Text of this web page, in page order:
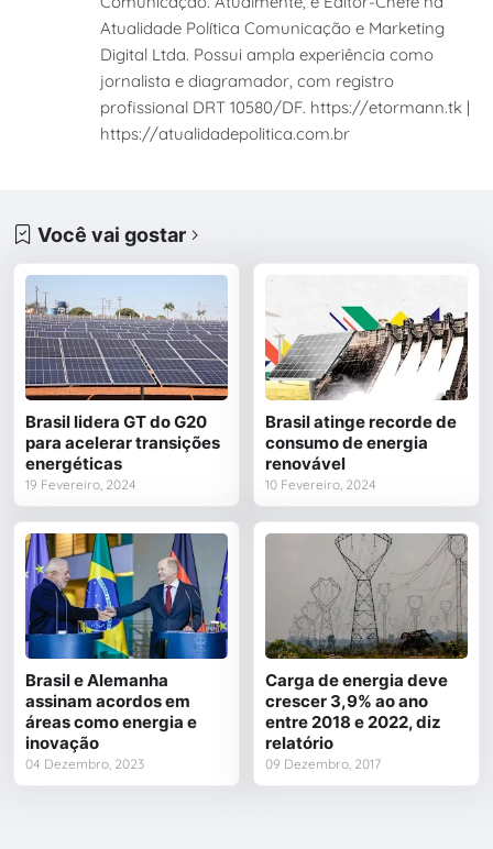
Atualidade Política Comunicação e Marketing
Digital Ltda. Possui ampla experiência como
jornalista e diagramador, com registro
profissional DRT 10580/DF. https://etormann.tk |
https://atualidadepolitica.com.br
Você vai gostar
Brasil lidera GT do G20
para acelerar transições
energéticas
19 Fevereiro, 2024
Brasil atinge recorde de
consumo de energia
renovável
10 Fevereiro, 2024
Brasil e Alemanha
assinam acordos em
áreas como energia e
inovação
04 Dezembro, 2023
Carga de energia deve
crescer 3,9% ao ano
entre 2018 e 2022, diz
relatório
09 Dezembro, 2017